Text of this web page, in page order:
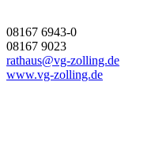
08167 6943-0
08167 9023
rathaus@vg-zolling.de
www.vg-zolling.de